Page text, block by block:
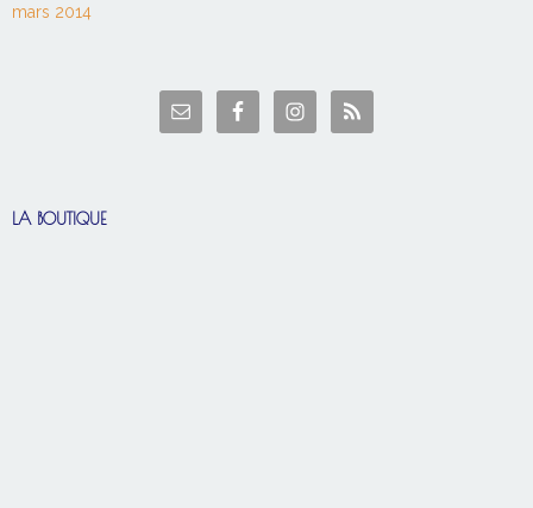
mars 2014
LA BOUTIQUE